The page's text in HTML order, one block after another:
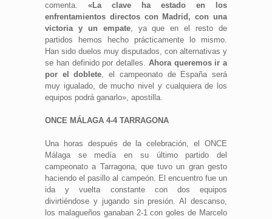
comenta. «La clave ha estado en los
enfrentamientos directos con Madrid, con una
victoria y un empate, ya que en el resto de
partidos hemos hecho prácticamente lo mismo.
Han sido duelos muy disputados, con alternativas y
se han definido por detalles. Ahora queremos ir a
por el doblete, el campeonato de España será
muy igualado, de mucho nivel y cualquiera de los
equipos podrá ganarlo», apostilla.
ONCE MÁLAGA 4-4 TARRAGONA
Una horas después de la celebración, el ONCE
Málaga se medía en su último partido del
campeonato a Tarragona, que tuvo un gran gesto
haciendo el pasillo al campeón. El encuentro fue un
ida y vuelta constante con dos equipos
divirtiéndose y jugando sin presión. Al descanso,
los malagueños ganaban 2-1 con goles de Marcelo